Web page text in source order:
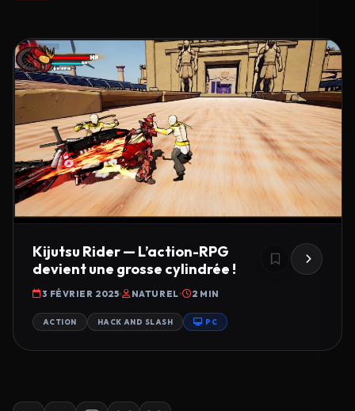
Kijutsu Rider — L’action-RPG
devient une grosse cylindrée !
3 FÉVRIER 2025 NATUREL 2 MIN
ACTION HACK AND SLASH PC